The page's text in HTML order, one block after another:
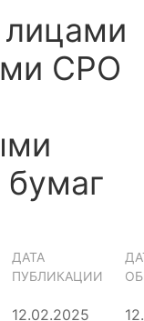
СРО
ДАТА
ПУБЛИКАЦИИ
12.02.2025